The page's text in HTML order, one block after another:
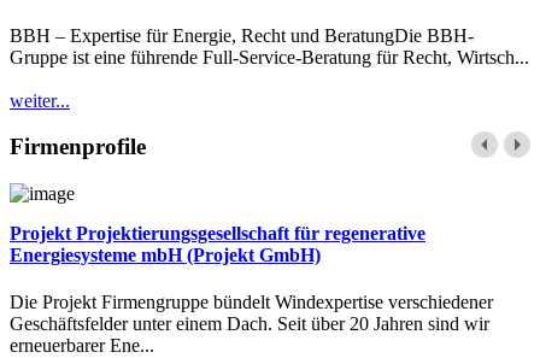
BBH – Expertise für Energie, Recht und BeratungDie BBH-
Gruppe ist eine führende Full-Service-Beratung für Recht, Wirtsch...
weiter...
Firmenprofile
Projekt Projektierungsgesellschaft für regenerative
Energiesysteme mbH (Projekt GmbH)
Die Projekt Firmengruppe bündelt Windexpertise verschiedener
Geschäftsfelder unter einem Dach. Seit über 20 Jahren sind wir
erneuerbarer Ene...